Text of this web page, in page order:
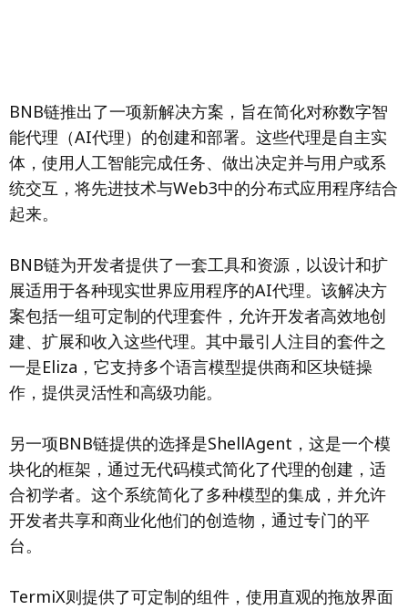
BNB链推出了一项新解决方案，旨在简化对称数字智
能代理（AI代理）的创建和部署。这些代理是自主实
体，使用人工智能完成任务、做出决定并与用户或系
统交互，将先进技术与Web3中的分布式应用程序结合
起来。
BNB链为开发者提供了一套工具和资源，以设计和扩
展适用于各种现实世界应用程序的AI代理。该解决方
案包括一组可定制的代理套件，允许开发者高效地创
建、扩展和收入这些代理。其中最引人注目的套件之
一是Eliza，它支持多个语言模型提供商和区块链操
作，提供灵活性和高级功能。
另一项BNB链提供的选择是ShellAgent，这是一个模
块化的框架，通过无代码模式简化了代理的创建，适
合初学者。这个系统简化了多种模型的集成，并允许
开发者共享和商业化他们的创造物，通过专门的平
台。
TermiX则提供了可定制的组件，使用直观的拖放界面